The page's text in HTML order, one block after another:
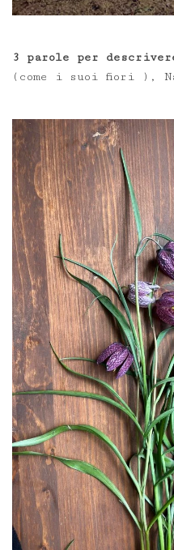
3 parole per
(come i suoi fiori ),